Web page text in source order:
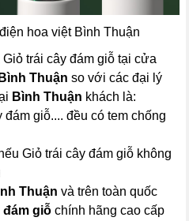
hoa việt Bình Thuận
trái cây đám giỗ tại cửa
Thuận so với các đại lý
Bình Thuận khách là:
giỗ.... đều có tem chống
Giỏ trái cây đám giỗ không
Thuận và trên toàn quốc
đám giỗ chính hãng cao cấp